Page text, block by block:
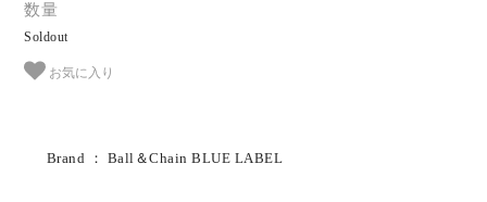
数量
Soldout
お気に入り
Brand ： Ball＆Chain BLUE LABEL